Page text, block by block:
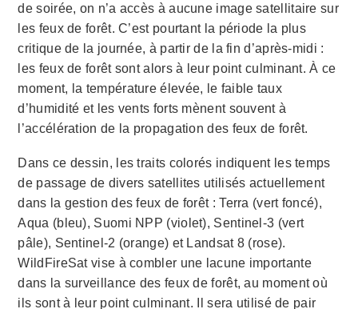
de soirée, on n’a accès à aucune image satellitaire sur
les feux de forêt. C’est pourtant la période la plus
critique de la journée, à partir de la fin d’après-midi :
les feux de forêt sont alors à leur point culminant. À ce
moment, la température élevée, le faible taux
d’humidité et les vents forts mènent souvent à
l’accélération de la propagation des feux de forêt.
Dans ce dessin, les traits colorés indiquent les temps
de passage de divers satellites utilisés actuellement
dans la gestion des feux de forêt : Terra (vert foncé),
Aqua (bleu), Suomi NPP (violet), Sentinel-3 (vert
pâle), Sentinel-2 (orange) et Landsat 8 (rose).
WildFireSat vise à combler une lacune importante
dans la surveillance des feux de forêt, au moment où
ils sont à leur point culminant. Il sera utilisé de pair